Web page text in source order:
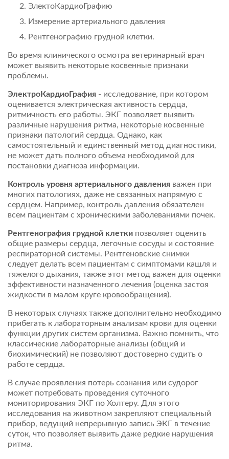
ЭлектоКардиоГрафию
Измерение артериального давления
Рентгенографию грудной клетки.
Во время клинического осмотра ветеринарный врач
может выявить некоторые косвенные признаки
проблемы.
ЭлектроКардиоГрафия - исследование, при котором
оценивается электрическая активность сердца,
ритмичность его работы. ЭКГ позволяет выявить
различные нарушения ритма, некоторые косвенные
признаки патологий сердца. Однако, как
самостоятельный и единственный метод диагностики,
не может дать полного объема необходимой для
постановки диагноза информации.
Контроль уровня артериального давления важен при
многих патологиях, даже не связанных напрямую с
сердцем. Например, контроль давления обязателен
всем пациентам с хроническими заболеваниями почек.
Рентгенография грудной клетки позволяет оценить
общие размеры сердца, легочные сосуды и состояние
респираторной системы. Рентгеновские снимки
следует делать всем пациентам с симптомами кашля и
тяжелого дыхания, также этот метод важен для оценки
эффективности назначенного лечения (оценка застоя
жидкости в малом круге кровообращения).
В некоторых случаях также дополнительно необходимо
прибегать к лабораторным анализам крови для оценки
функции других систем организма. Важно помнить, что
классические лабораторные анализы (общий и
биохимический) не позволяют достоверно судить о
работе сердца.
В случае проявления потерь сознания или судорог
может потребовать проведения суточного
мониторирования ЭКГ по Холтеру. Для этого
исследования на животном закрепляют специальный
прибор, ведущий непрерывную запись ЭКГ в течение
суток, что позволяет выявить даже редкие нарушения
ритма.